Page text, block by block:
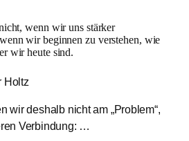
wenn wir uns stärker
wir beginnen zu verstehen, wie
wir heute sind.
Holtz
wir deshalb nicht am „Problem“,
Verbindung: …